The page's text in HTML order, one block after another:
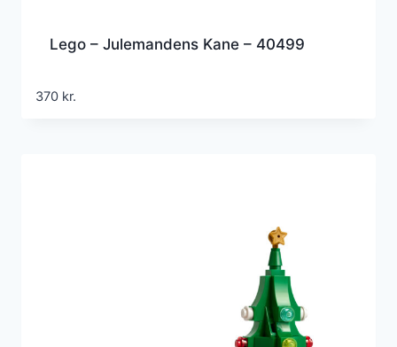
Lego – Julemandens Kane – 40499
370 kr.